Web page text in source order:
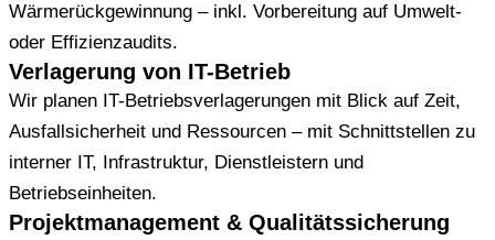
Wärmerückgewinnung – inkl. Vorbereitung auf Umwelt-
oder Effizienzaudits.
Verlagerung von IT-Betrieb
Wir planen IT-Betriebsverlagerungen mit Blick auf Zeit,
Ausfallsicherheit und Ressourcen – mit Schnittstellen zu
interner IT, Infrastruktur, Dienstleistern und
Betriebseinheiten.
Projektmanagement & Qualitätssicherung